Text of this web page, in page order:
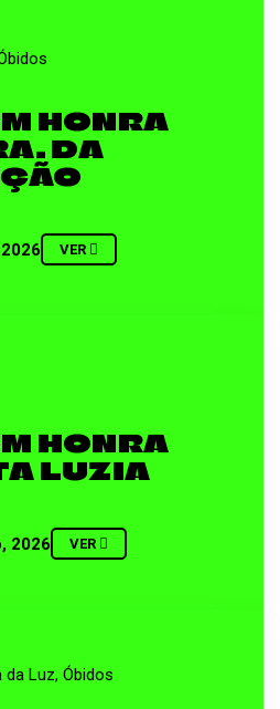
HONRA
DA
VER
HONRA
LUZIA
2026 VER
Luz, Óbidos